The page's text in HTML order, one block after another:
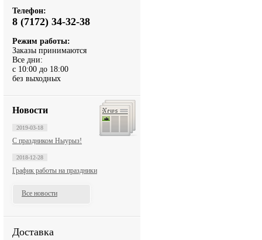
Телефон:
8 (7172) 34-32-38
Режим работы:
Заказы принимаются
Все дни:
с 10:00 до 18:00
без выходных
Новости
2019-03-18
С праздником Ныурыз!
2018-12-28
График работы на праздники
Все новости
Доставка